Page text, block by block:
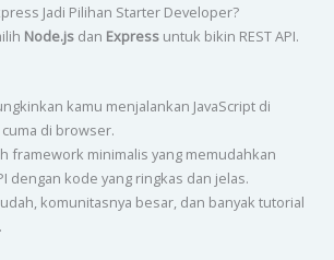
Jadi Pilihan Starter Developer?
Node.jsdan Expressuntuk bikin REST API.
kamu menjalankan JavaScript di
di browser.
framework minimalis yang memudahkan
dengan kode yang ringkas dan jelas.
komunitasnya besar, dan banyak tutorial